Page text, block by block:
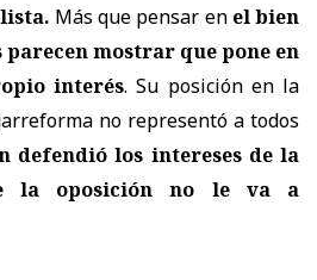
Más que pensar en el bien
parecen mostrar que pone en
interés. Su posición en la
no representó a todos
defendió los intereses de la
la oposición no le va a